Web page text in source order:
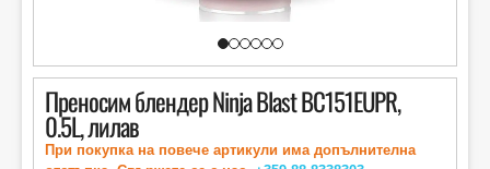
Преносим блендер Ninja Blast BC151EUPR,
0.5L, лилав
При покупка на повече артикули има допълнителна